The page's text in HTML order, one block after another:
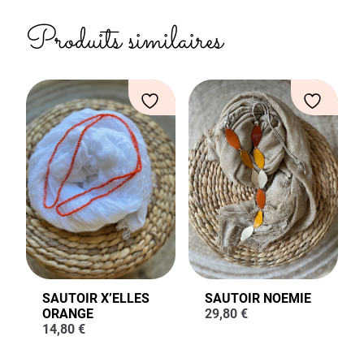
Produits similaires
SAUTOIR X’ELLES
ORANGE
14,80 €
SAUTOIR NOEMIE
29,80 €